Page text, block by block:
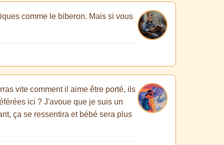
comme le biberon. Mais si vous
vite comment il aime être porté, ils
ici ? J'avoue que je suis un
ça se ressentira et bébé sera plus